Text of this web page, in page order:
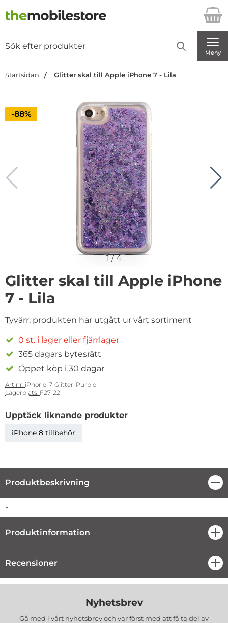
Startsidan för Danira Telecom AB
Meny
Startsidan Glitter skal till Apple iPhone 7 - Lila
Priset är nedsatt med
-88%
1/4
Glitter skal till Apple iPhone
7 - Lila
Tyvärr, produkten har utgått ur vårt sortiment
0 st. i lager eller fjärrlager
365 dagars bytesrätt
Öppet köp i 30 dagar
Art nr: iPhone-7-Glitter-Purple
Lagerplats: F27-22
Upptäck liknande produkter
iPhone 8 tillbehör
Produktbeskrivning
Produktbeskrivning
-
Produktinformation
Recensioner
Nyhetsbrev
Gå med i vårt nyhetsbrev och var först med att få ta del av